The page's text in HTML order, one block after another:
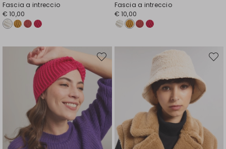
Fascia a intreccio
€ 10,00
Fascia a intreccio
€ 10,00
Sposta
wishlist